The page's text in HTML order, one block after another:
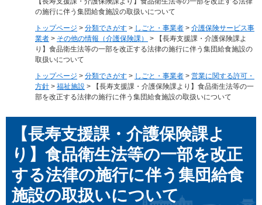
の施行に伴う集団給食施設の取扱いについて
トップページ > 分類でさがす > しごと・事業者 > 介護保険サービス事
業者 > その他の情報（介護保険課） >
【長寿支援課・介護保険課よ
り】食品衛生法等の一部を改正する法律の施行に伴う集団給食施設の
取扱いについて
トップページ > 分類でさがす > しごと・事業者 > 営業に関する許可・
方針 > 福祉施設 >
【長寿支援課・介護保険課より】食品衛生法等の一
部を改正する法律の施行に伴う集団給食施設の取扱いについて
【長寿支援課・介護保険課よ
り】食品衛生法等の一部を改正
する法律の施行に伴う集団給食
施設の取扱いについて